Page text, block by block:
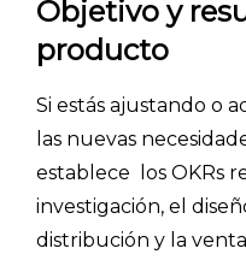
Objetivo y
producto
Si estás ajustando o
las nuevas
establece los OKRs
investigación, el
distribución y la